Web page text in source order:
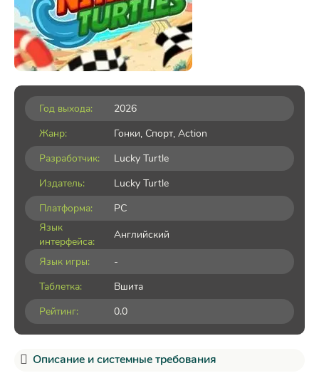
Год выхода:
2026
Жанр:
Гонки, Спорт, Action
Разработчик:
Lucky Turtle
Издатель:
Lucky Turtle
Платформа:
PC
Язык
интерфейса:
Английский
Язык игры:
-
Таблетка:
Вшита
Рейтинг:
0.0
Описание и системные требования